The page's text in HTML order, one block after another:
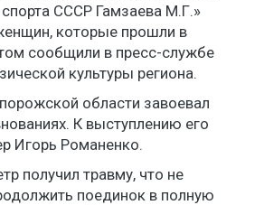
СССР Гамзаева М.Г.»
которые прошли в
сообщили в пресс-службе
культуры региона.
области завоевал
К выступлению его
Игорь Романенко.
получил травму, что не
поединок в полную